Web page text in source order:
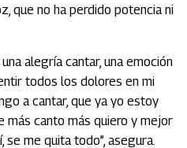
que no ha perdido potencia ni
alegría cantar, una emoción
todos los dolores en mi
a cantar, que ya yo estoy
más canto más quiero y mejor
se me quita todo”, asegura.